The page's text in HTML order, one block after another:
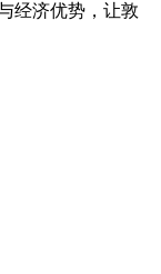
经济优势，让敦